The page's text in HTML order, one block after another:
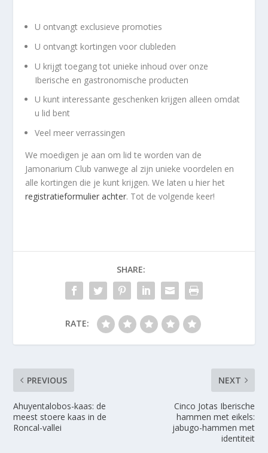
U ontvangt exclusieve promoties
U ontvangt kortingen voor clubleden
U krijgt toegang tot unieke inhoud over onze
Iberische en gastronomische producten
U kunt interessante geschenken krijgen alleen omdat
u lid bent
Veel meer verrassingen
We moedigen je aan om lid te worden van de
Jamonarium Club vanwege al zijn unieke voordelen en
alle kortingen die je kunt krijgen. We laten u hier het
registratieformulier achter. Tot de volgende keer!
SHARE:
RATE:
PREVIOUS
Ahuyentalobos-kaas: de
meest stoere kaas in de
Roncal-vallei
NEXT
Cinco Jotas Iberische
hammen met eikels:
jabugo-hammen met
identiteit